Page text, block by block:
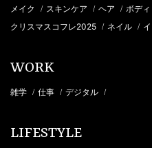
メイク / スキンケア / ヘア / ボディ
クリスマスコフレ2025 / ネイル /
WORK
雑学 / 仕事 / デジタル /
LIFESTYLE